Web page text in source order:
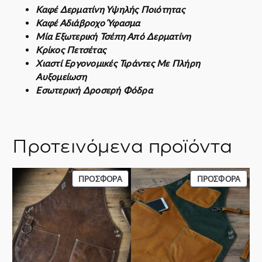
τ
α
Καφέ Δερματίνη Υψηλής Ποιότητας
Καφέ Αδιάβροχο Ύφασμα
Μία Εξωτερική Τσέπη Από Δερματίνη
Κρίκος Πετσέτας
Χιαστί Εργονομικές Τιράντες Με Πλήρη
Αυξομείωση
Εσωτερική Δροσερή Φόδρα
Προτεινόμενα προϊόντα
ΠΡΟΣΦΟΡΆΠΡΟΪΌΝ
ΣΕ
ΠΡΟΣΦΟΡΆ
ΠΡΟΣΦΟΡΆ
ΣΕ